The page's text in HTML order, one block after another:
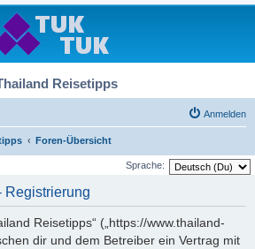
Reisetipps
Anmelden
Foren-Übersicht
Sprache:
Registrierung
Reisetipps“ („https://www.thailand-
dir und dem Betreiber ein Vertrag mit